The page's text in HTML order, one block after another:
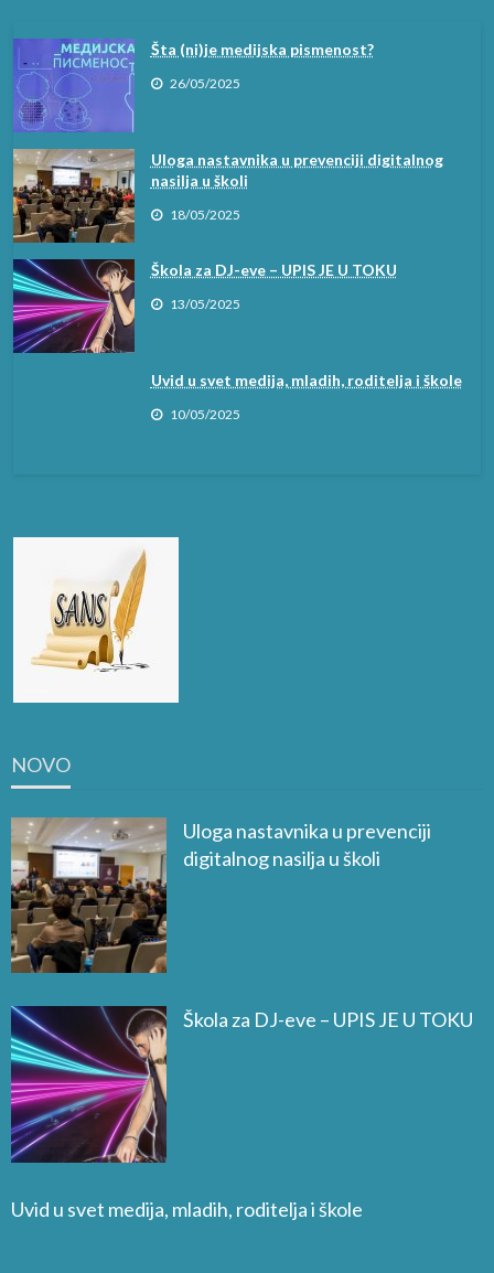
Šta (ni)je medijska pismenost?
26/05/2025
Uloga nastavnika u prevenciji digitalnog
nasilja u školi
18/05/2025
Škola za DJ-eve – UPIS JE U TOKU
13/05/2025
Uvid u svet medija, mladih, roditelja i škole
10/05/2025
NOVO
Uloga nastavnika u prevenciji
digitalnog nasilja u školi
Škola za DJ-eve – UPIS JE U TOKU
Uvid u svet medija, mladih, roditelja i škole